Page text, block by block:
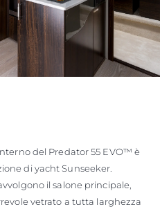
del Predator 55 EVO™ è
di yacht Sunseeker.
il salone principale,
vetrato a tutta larghezza